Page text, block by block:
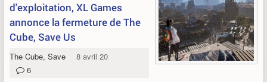
d'exploitation, XL Games
annonce la fermeture de The
Cube, Save Us
The Cube, Save Us8 avril 2026
6